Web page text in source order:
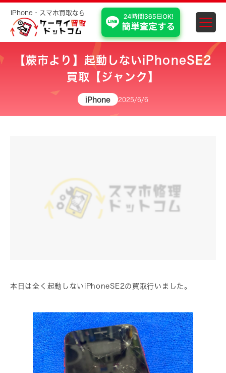
iPhone・スマホ買取なら
スマホ・iPhone買取 埼玉
【蕨市より】起動しないiPhoneSE2
買取【ジャンク】
iPhone 2025/6/6
本日は全く起動しないiPhoneSE2の買取行いました。